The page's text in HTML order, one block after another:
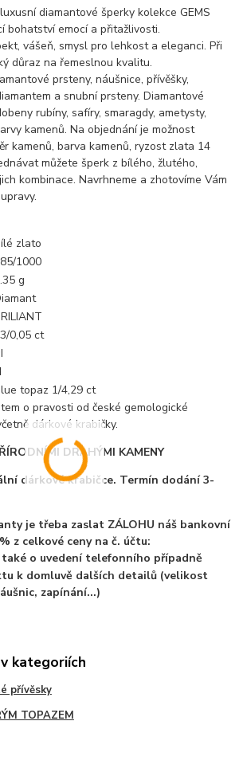
diamantové šperky kolekce GEMS
bohatství emocí a přitažlivosti.
vášeň, smysl pro lehkost a eleganci. Při
důraz na řemeslnou kvalitu.
prsteny, náušnice, přívěšky,
a snubní prsteny. Diamantové
rubíny, safíry, smaragdy, ametysty,
kamenů. Na objednání je možnost
kamenů, barva kamenů, ryzost zlata 14
můžete šperk z bílého, žlutého,
kombinace. Navrhneme a zhotovíme Vám
zlato
1000
g
0,05 ct
topaz 1/4,29 ct
o pravosti od české gemologické
dárkové krabičky.
DRAHÝMI KAMENY
dárkové krabičce. Termín dodání 3-
je třeba zaslat ZÁLOHU náš bankovní
z celkové ceny na č. účtu:
také o uvedení telefonního případně
k domluvě dalších detailů (velikost
zapínání...)
kategoriích
přívěsky
TOPAZEM